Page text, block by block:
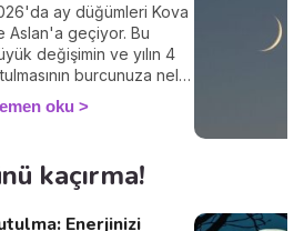
ay düğümleri Kova
Aslan'a geçiyor. Bu
değişimin ve yılın 4
burcunuza neler
keşfedin.
oku
kaçırma!
Enerjinizi